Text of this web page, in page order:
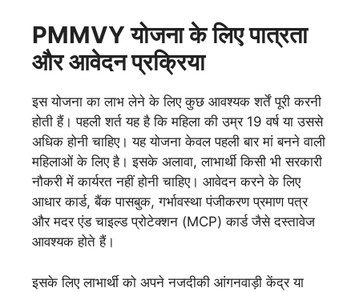
PMMVY योजना के लिए पात्रता
और आवेदन प्रक्रिया
इस योजना का लाभ लेने के लिए कुछ आवश्यक शर्तें पूरी करनी
होती हैं। पहली शर्त यह है कि महिला की उम्र 19 वर्ष या उससे
अधिक होनी चाहिए। यह योजना केवल पहली बार मां बनने वाली
महिलाओं के लिए है। इसके अलावा, लाभार्थी किसी भी सरकारी
नौकरी में कार्यरत नहीं होनी चाहिए। आवेदन करने के लिए
आधार कार्ड, बैंक पासबुक, गर्भावस्था पंजीकरण प्रमाण पत्र
और मदर एंड चाइल्ड प्रोटेक्शन (MCP) कार्ड जैसे दस्तावेज
आवश्यक होते हैं।
इसके लिए लाभार्थी को अपने नजदीकी आंगनवाड़ी केंद्र या